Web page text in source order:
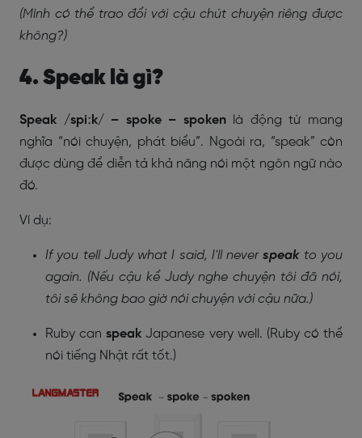
(Mình có thể trao đổi với cậu chút chuyện riêng được
không?)
4. Speak là gì?
Speak /spiːk/ – spoke – spoken
là động từ mang
nghĩa “nói chuyện, phát biểu”. Ngoài ra, “speak” còn
được dùng để diễn tả khả năng nói một ngôn ngữ nào
đó.
Ví dụ:
If you tell Judy what I said, I'll neverspeakto you
again. (Nếu cậu kể Judy nghe chuyện tôi đã nói,
tôi sẽ không bao giờ nói chuyện với cậu nữa.)
Ruby canspeak Japanese very well. (Ruby có thể
nói tiếng Nhật rất tốt.)